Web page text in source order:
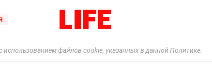
использованием файлов cookie, указанных в данной Политике.